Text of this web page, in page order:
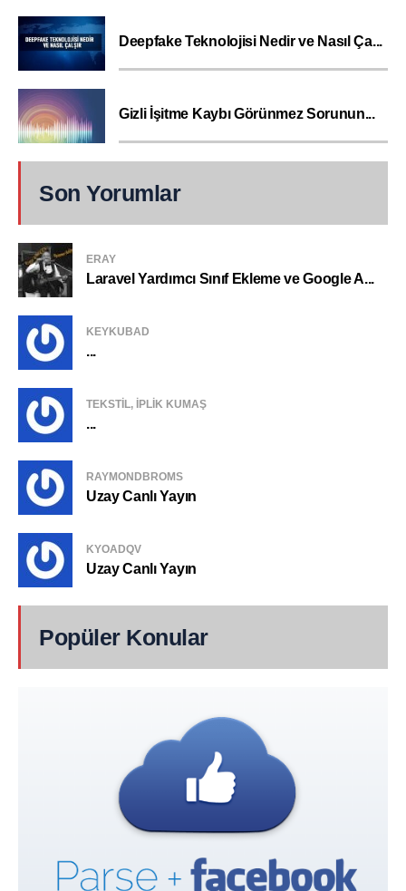
Deepfake Teknolojisi Nedir ve Nasıl Ça...
Gizli İşitme Kaybı Görünmez Sorunun...
Son Yorumlar
ERAY
Laravel Yardımcı Sınıf Ekleme ve Google A...
KEYKUBAD
...
TEKSTIL, IPLIK KUMAŞ
...
RAYMONDBROMS
Uzay Canlı Yayın
KYOADQV
Uzay Canlı Yayın
Popüler Konular